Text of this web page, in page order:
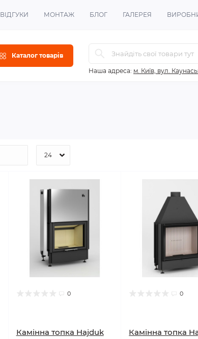
ВІДГУКИ МОНТАЖ БЛОГ ГАЛЕРЕЯ
Каталог товарів
Наша адреса: м. Київ, вул.
0
Камінна топка Hajduk
0
Камінна топка